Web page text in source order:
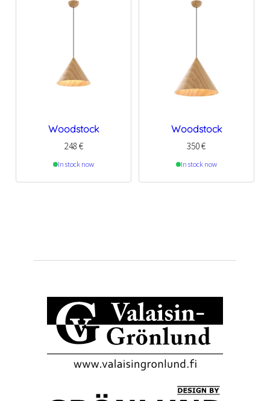
Woodstock
248 €
In stock now
Woodstock
350€
In stock now